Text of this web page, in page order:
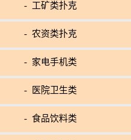
- 工矿类扑克
- 农资类扑克
- 家电手机类
- 医院卫生类
- 食品饮料类